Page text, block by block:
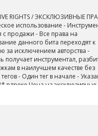
RIGHTS / ЭКСКЛЮЗИВНЫЕ
использование -
с продажи - Все права на
данного бита переходят к
за исключением авторства -
получает инструментал,
в наилучшем качестве без
- Один тег в начале -
в треке Цена на эксклюзивные